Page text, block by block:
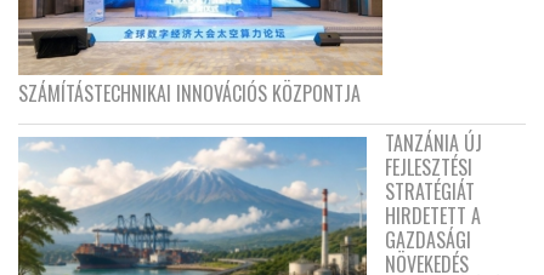
SZÁMÍTÁSTECHNIKAI INNOVÁCIÓS KÖZPONTJA
TANZÁNIA ÚJ
FEJLESZTÉSI
STRATÉGIÁT
HIRDETETT A
GAZDASÁGI
NÖVEKEDÉS